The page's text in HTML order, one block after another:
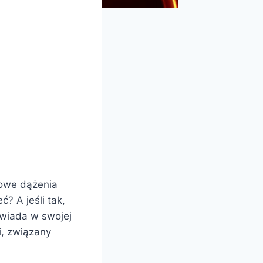
dążenia
A jeśli tak,
w swojej
związany